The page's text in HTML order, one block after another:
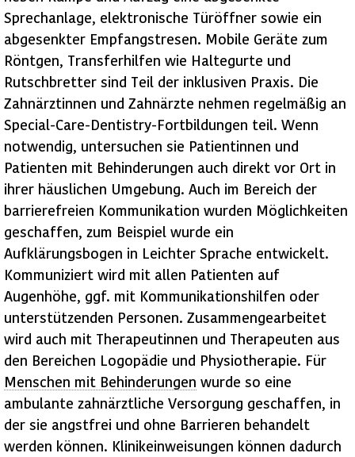
Sprechanlage, elektronische Türöffner sowie ein
abgesenkter Empfangstresen. Mobile Geräte zum
Röntgen, Transferhilfen wie Haltegurte und
Rutschbretter sind Teil der inklusiven Praxis. Die
Zahnärztinnen und Zahnärzte nehmen regelmäßig an
Special-Care-Dentistry-Fortbildungen teil. Wenn
notwendig, untersuchen sie Patientinnen und
Patienten mit Behinderungen auch direkt vor Ort in
ihrer häuslichen Umgebung. Auch im Bereich der
barrierefreien Kommunikation wurden Möglichkeiten
geschaffen, zum Beispiel wurde ein
Aufklärungsbogen in Leichter Sprache entwickelt.
Kommuniziert wird mit allen Patienten auf
Augenhöhe, ggf. mit Kommunikationshilfen oder
unterstützenden Personen. Zusammengearbeitet
wird auch mit Therapeutinnen und Therapeuten aus
den Bereichen Logopädie und Physiotherapie. Für
Menschen mit Behinderungen wurde so eine
ambulante zahnärztliche Versorgung geschaffen, in
der sie angstfrei und ohne Barrieren behandelt
werden können. Klinikeinweisungen können dadurch